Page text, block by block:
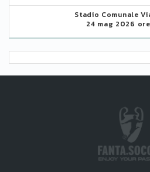
Stadio Comunale
24 mag 2026